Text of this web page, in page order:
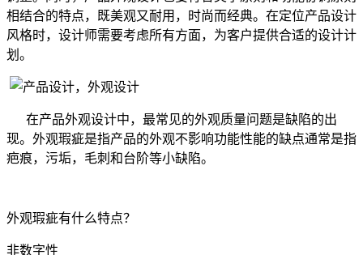
相结合的特点，既美观又耐用，时尚而经典。在定位产品设计
风格时，设计师需要考虑所有方面，为客户提供合适的设计计
划。
在产品外观设计中，最常见的外观质量问题是缺陷的出
现。外观瑕疵是指产品的外观不影响功能性能的缺点通常是指
疤痕，污垢，毛刺和台阶等小缺陷。
外观瑕疵有什么特点？
非数字性